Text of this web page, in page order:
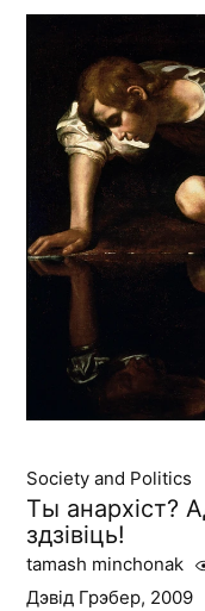
Society and Politics
Ты анархіст?
здзівіць!
tamash minchonak
Дэвід Грэбер, 2009